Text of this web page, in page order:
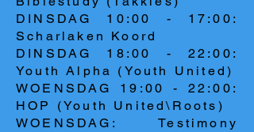
DINSDAG 10:00 - 17:00:
Scharlaken Koord
DINSDAG 18:00 - 22:00:
Youth Alpha (Youth United)
WOENSDAG 19:00 - 22:00:
HOP (Youth United\Roots)
WOENSDAG: Testimony